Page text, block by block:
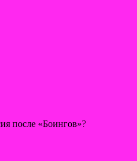
после «Боингов»?